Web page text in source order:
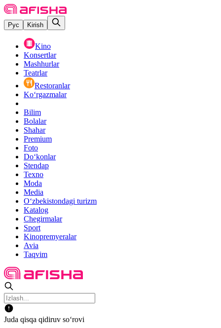
Рус Kirish
Kino
Konsertlar
Mashhurlar
Teatrlar
Restoranlar
Ko‘rgazmalar
Bilim
Bolalar
Shahar
Premium
Foto
Do‘konlar
Stendap
Texno
Moda
Media
O‘zbekistondagi turizm
Katalog
Chegirmalar
Sport
Kinopremyeralar
Avia
Taqvim
Juda qisqa qidiruv so‘rovi